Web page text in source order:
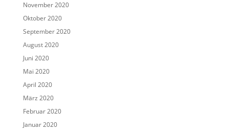
November 2020
Oktober 2020
September 2020
August 2020
Juni 2020
Mai 2020
April 2020
März 2020
Februar 2020
Januar 2020